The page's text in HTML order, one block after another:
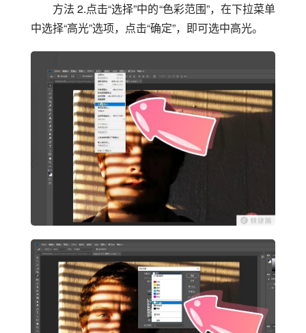
方法 2.点击“选择”中的“色彩范围”，在下拉菜单
中选择“高光”选项，点击“确定”，即可选中高光。